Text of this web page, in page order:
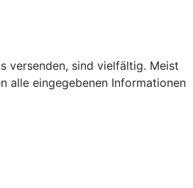
versenden, sind vielfältig. Meist
alle eingegebenen Informationen